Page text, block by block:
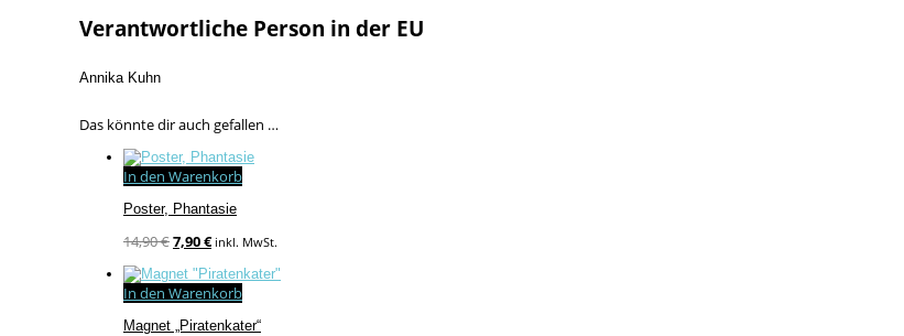
Verantwortliche Person in der EU
Annika Kuhn
Das könnte dir auch gefallen …
In den Warenkorb
Poster, Phantasie
14,90€Ursprünglicher
war:
14,90 €
7,90€Aktueller
ist:
7,90 €.
inkl. MwSt.
In den Warenkorb
Magnet „Piratenkater“